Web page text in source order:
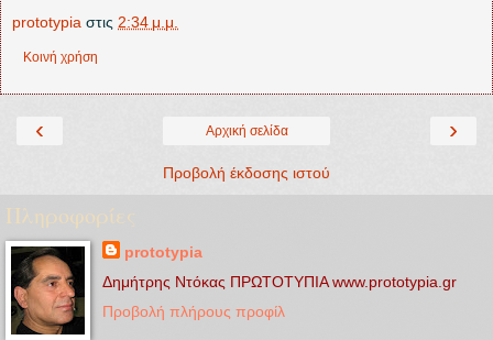
prototypia στις 2:34 μ.μ.
Κοινή χρήση
‹ ›
Αρχική σελίδα
Προβολή έκδοσης ιστού
Πληροφορίες
prototypia
Δημήτρης Ντόκας ΠΡΩΤΟΤΥΠΙΑ www.prototypia.gr
Προβολή πλήρους προφίλ